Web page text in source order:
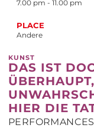
7.00 pm - 11.00 pm
PLACE
Andere
KUNST
DAS IST
HIER DIE